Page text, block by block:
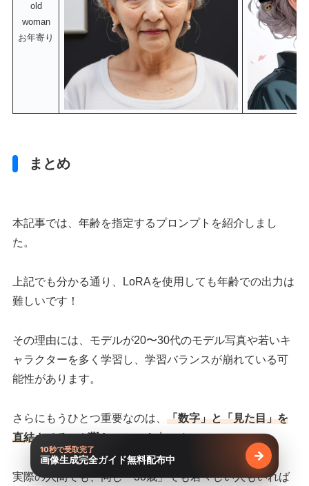
old
woman
お年寄り
まとめ
本記事では、年齢を指定するプロンプトを紹介しまし
た。
上記でも分かる通り、LoRAを使用しても年齢での出力は
難しいです！
その理由には、モデルが20〜30代のモデル写真や若いキ
ャラクターを多く学習し、学習バランスが崩れている可
能性があります。
さらにもうひとつ重要なのは、「数字」と「見た目」を
直結させるのが難しいという点です。
実際の人間でも、同じ「30歳」でも若々しい人もいれば
10秒で受取完了
画像生成完全ガイド無料配布中 無料で受け
→